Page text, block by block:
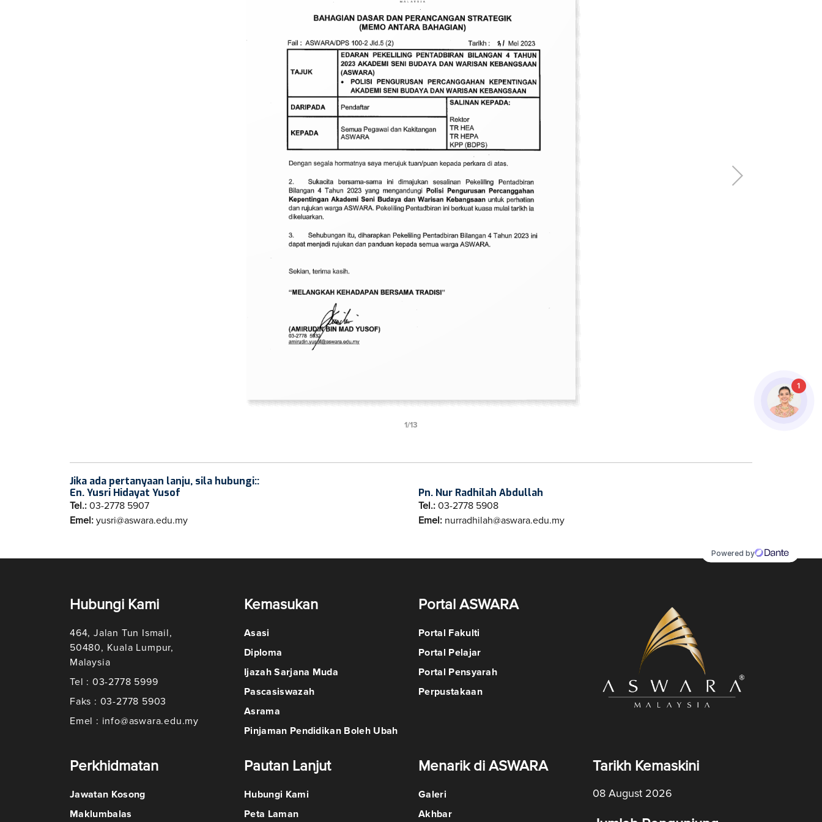
Loading PDF 82% ...
1/13
Jika ada pertanyaan lanju, sila hubungi::
En. Yusri Hidayat Yusof
Tel.: 03-2778 5907
Emel: yusri@aswara.edu.my
Pn. Nur Radhilah Abdullah
Tel.: 03-2778 5908
Emel: nurradhilah@aswara.edu.my
Hubungi Kami
464, Jalan Tun Ismail,
50480, Kuala Lumpur,
Malaysia
Tel : 03-2778 5999
Faks : 03-2778 5903
Emel : info@aswara.edu.my
Kemasukan
Asasi
Diploma
Ijazah Sarjana Muda
Pascasiswazah
Asrama
Pinjaman Pendidikan Boleh Ubah
Portal ASWARA
Portal Fakulti
Portal Pelajar
Portal Pensyarah
Perpustakaan
Perkhidmatan
Jawatan Kosong
Maklumbalas
Pautan Lanjut
Hubungi Kami
Peta Laman
Menarik di ASWARA
Galeri
Akhbar
Tarikh Kemaskini
08 August 2026
1